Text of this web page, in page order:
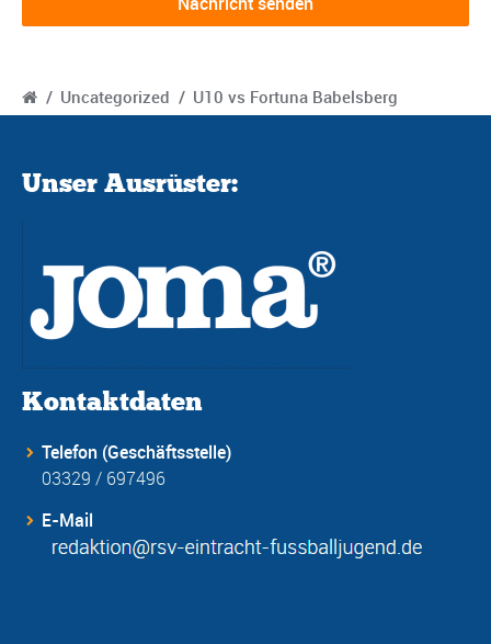
/ Uncategorized / U10 vs Fortuna Babelsberg
Unser Ausrüster:
Kontaktdaten
Telefon (Geschäftsstelle)
03329 / 697496
E-Mail